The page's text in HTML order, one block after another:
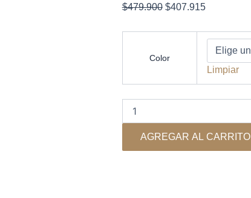
$479.900 El
original
$479.900.
$407.915El
actual
es:
$407.915.
Color
Limpiar
Wifi
-
Parlante
Monitor
ActivoAGREGAR AL CARRITO